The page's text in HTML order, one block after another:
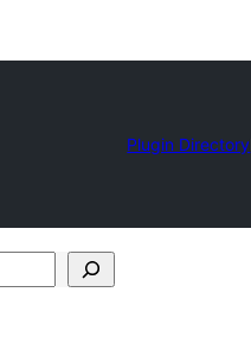
Plugin Directory